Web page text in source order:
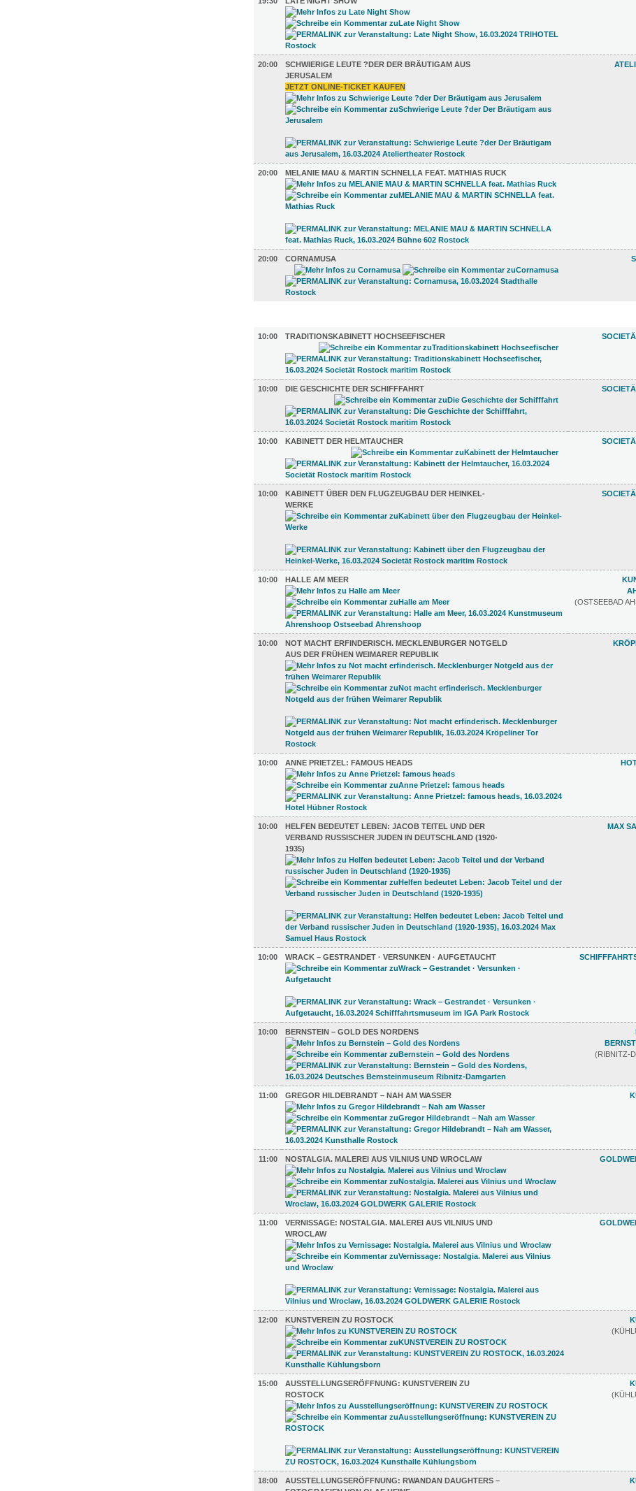
20:00
SCHWIERIGE LEUTE ?DER DER BRÄUTIGAM AUS
JERUSALEM
JETZT ONLINE-TICKET KAUFEN
20:00 MELANIE MAU & MARTIN SCHNELLA FEAT. MATHIAS RUCK
20:00 CORNAMUSA
10:00
TRADITIONSKABINETT HOCHSEEFISCHER
10:00 DIE GESCHICHTE DER SCHIFFFAHRT
10:00 KABINETT DER HELMTAUCHER
10:00
KABINETT ÜBER DEN FLUGZEUGBAU DER HEINKEL-
WERKE
10:00 HALLE AM MEER
(OSTSEEBAD
10:00
NOT MACHT ERFINDERISCH. MECKLENBURGER NOTGELD
AUS DER FRÜHEN WEIMARER REPUBLIK
10:00 ANNE PRIETZEL: FAMOUS HEADS
10:00
HELFEN BEDEUTET LEBEN: JACOB TEITEL UND DER
VERBAND RUSSISCHER JUDEN IN DEUTSCHLAND (1920-
1935)
MAX
10:00 WRACK – GESTRANDET · VERSUNKEN · AUFGETAUCHT
10:00 BERNSTEIN – GOLD DES NORDENS
(RIBNITZ-
11:00 GREGOR HILDEBRANDT – NAH AM WASSER
11:00 NOSTALGIA. MALEREI AUS VILNIUS UND WROCLAW
11:00
VERNISSAGE: NOSTALGIA. MALEREI AUS VILNIUS UND
WROCLAW
12:00 KUNSTVEREIN ZU ROSTOCK
15:00
AUSSTELLUNGSERÖFFNUNG: KUNSTVEREIN ZU
ROSTOCK
18:00
AUSSTELLUNGSERÖFFNUNG: RWANDAN DAUGHTERS –